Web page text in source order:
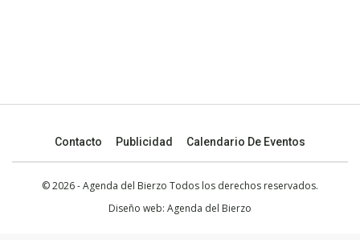
Contacto Publicidad Calendario De Eventos
© 2026 - Agenda del Bierzo Todos los derechos reservados.
Diseño web: Agenda del Bierzo